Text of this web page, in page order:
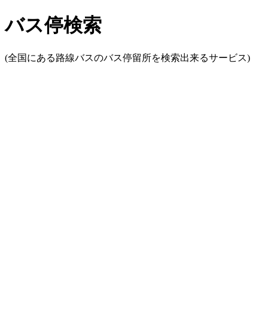
バス停検索
(全国にある路線バスのバス停留所を検索出来るサービス)